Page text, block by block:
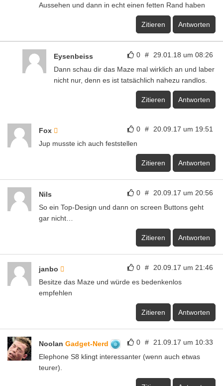
Aussehen und dann in echt einen fetten Rand haben
Zitieren Antworten
0 # 29.01.18 um 08:26
Eysenbeiss
Dann schau dir das Maze mal wirklich an und laber
nicht nur, denn es ist tatsächlich nahezu randlos.
Zitieren Antworten
0 # 20.09.17 um 19:51
Fox
Jup musste ich auch feststellen
Zitieren Antworten
0 # 20.09.17 um 20:56
Nils
So ein Top-Design und dann on screen Buttons geht
gar nicht…
Zitieren Antworten
0 # 20.09.17 um 21:46
janbo
Besitze das Maze und würde es bedenkenlos
empfehlen
Zitieren Antworten
0 # 21.09.17 um 10:33
Noolan Gadget-Nerd
Elephone S8 klingt interessanter (wenn auch etwas
teurer).